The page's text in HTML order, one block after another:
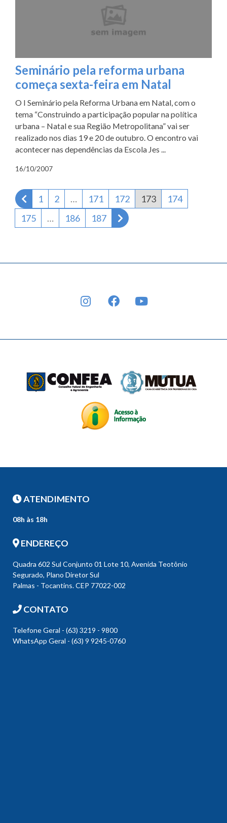
Seminário pela reforma urbana
começa sexta-feira em Natal
O I Seminário pela Reforma Urbana em Natal, com o
tema “Construindo a participação popular na política
urbana – Natal e sua Região Metropolitana” vai ser
realizado nos dias 19 e 20 de outubro. O encontro vai
acontecer nas dependências da Escola Jes ...
16/10/2007
Página anterior
1 2 … 171 172 173
174
175
… 186 187 Próxima página
INSTAGRAMFACEBOOK
ATENDIMENTO
08h às 18h
ENDEREÇO
Quadra 602 Sul Conjunto 01 Lote 10, Avenida Teotônio
Segurado, Plano Diretor Sul
Palmas - Tocantins. CEP 77022-002
CONTATO
Telefone Geral - (63) 3219 - 9800
WhatsApp Geral - (63) 9 9245-0760